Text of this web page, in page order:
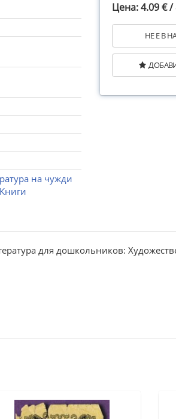
на чужди
Книги
Цена: 4.09 € /
НЕ Е В
для дошкольников: